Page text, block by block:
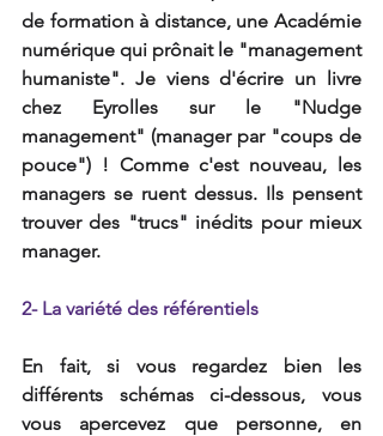
de formation à distance, une Académie
numérique qui prônait le "management
humaniste". Je viens d'écrire un livre
chez Eyrolles sur le "Nudge
management" (manager par "coups de
pouce") ! Comme c'est nouveau, les
managers se ruent dessus. Ils pensent
trouver des "trucs" inédits pour mieux
manager.
2- La variété des référentiels
En fait, si vous regardez bien les
différents schémas ci-dessous, vous
vous apercevez que personne, en